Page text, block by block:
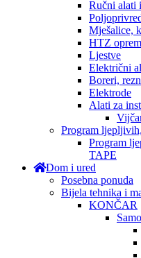
Ručni alati
Mješalice,
HTZ
Ljestve
Električni
Boreri,
Elektrode
Alati za
Program
Program
TAPE
Dom i ured
Posebna ponuda
Bijela tehnika i
KONČAR